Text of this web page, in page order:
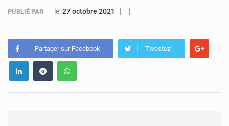
PUBLIÉ PAR le:27 octobre 2021
Partager sur Facebook Tweetez!